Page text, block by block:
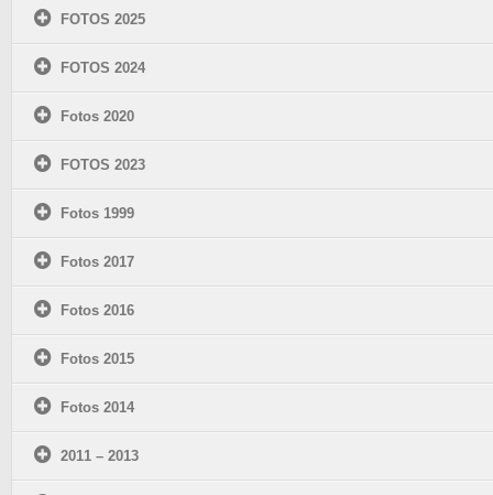
FOTOS 2025
FOTOS 2024
Fotos 2020
FOTOS 2023
Fotos 1999
Fotos 2017
Fotos 2016
Fotos 2015
Fotos 2014
2011 – 2013